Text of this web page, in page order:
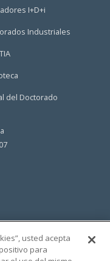
I+D+i
Industriales
del Doctorado
usted acepta
para